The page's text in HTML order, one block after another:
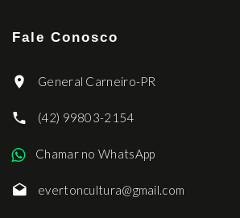
Fale Conosco
General Carneiro-PR
(42) 99803-2154
Chamar no WhatsApp
evertoncultura@gmail.com